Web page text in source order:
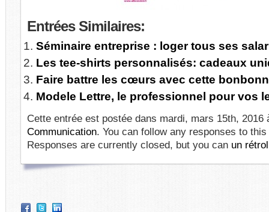
EntréesSimilaires:
Séminaire entreprise : loger tous ses
Les tee-shirts personnalisés: cadeaux
Faire battre les cœurs avec cette
Modele Lettre, le professionnel pour vos
Cette entrée est postée dans mardi, mars 15th,
Communication. You can follow any responses to
Responses are currently closed, but you can un